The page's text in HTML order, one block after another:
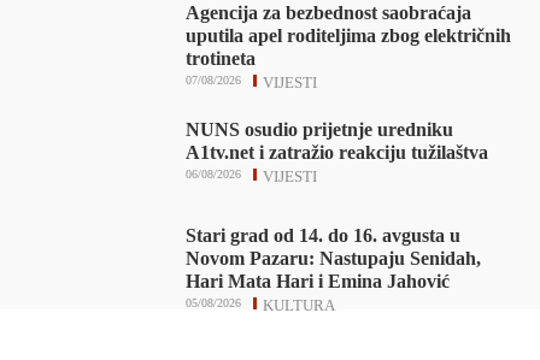
Agencija za bezbednost saobraćaja
uputila apel roditeljima zbog električnih
trotineta
VIJESTI
07/08/2026
NUNS osudio prijetnje uredniku
A1tv.net i zatražio reakciju tužilaštva
VIJESTI
06/08/2026
Stari grad od 14. do 16. avgusta u
Novom Pazaru: Nastupaju Senidah,
Hari Mata Hari i Emina Jahović
KULTURA
05/08/2026